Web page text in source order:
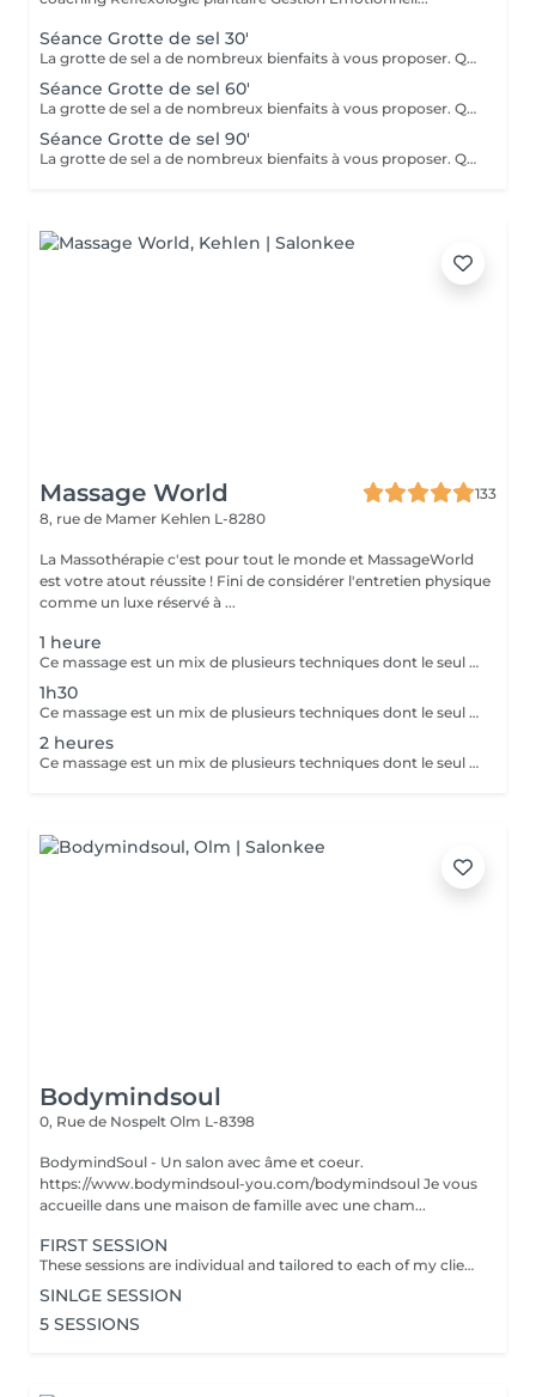
Séance Grotte de sel 30'
La grotte de sel a de nombreux bienfaits à vous proposer. Que ce soit pour un moment de relaxation ou pour soulager des troubles respiratoires, lutter contre les toxines, diminuer l'anxiété, améliorer le sommeil ou l'état de fatigue, ou même bénéficier des bienfaits pour la beauté de la peau et sa reminéralisation ! Transats, plaids, coussins et infusions vous y attendront.
Séance Grotte de sel 60'
La grotte de sel a de nombreux bienfaits à vous proposer. Que ce soit pour un moment de relaxation ou pour soulager des troubles respiratoires, lutter contre les toxines, diminuer l'anxiété, améliorer le sommeil ou l'état de fatigue, ou même bénéficier des bienfaits pour la beauté de la peau et sa reminéralisation ! Transats, plaids, coussins et infusions vous y attendront.
Séance Grotte de sel 90'
La grotte de sel a de nombreux bienfaits à vous proposer. Que ce soit pour un moment de relaxation ou pour soulager des troubles respiratoires, lutter contre les toxines, diminuer l'anxiété, améliorer le sommeil ou l'état de fatigue, ou même bénéficier des bienfaits pour la beauté de la peau et sa reminéralisation ! Transats, plaids, coussins et infusions vous y attendront.
Massage World
133
8, rue de Mamer Kehlen L-8280
La Massothérapie c'est pour tout le monde et MassageWorld
est votre atout réussite ! Fini de considérer l'entretien physique
comme un luxe réservé à ...
1 heure
Ce massage est un mix de plusieurs techniques dont le seul but est : LE RÉSULTAT Chaque mix est étudié et décidé avec vous, car pour améliorer une conséquence, il faut en trouver la cause. Deep Tissue, Myofascial Release, Trigger Point, Scraping Gua-Sha, Cupping Therapy combinées pour une efficacité maximale !! Douleurs chronique ou passagères, augmentation de performances ou récupération, relaxation physique ou mentale, détoxication, drainage, la combinaison ces techniques offrent des possibilités illimitées.
1h30
Ce massage est un mix de plusieurs techniques dont le seul but est : LE RÉSULTAT Chaque mix est étudié et décidé avec vous, car pour améliorer une conséquence, il faut en trouver la cause. Deep Tissue, Myofascial Release, trigger Point, scarping / Gua-Sha, cupping therapy combinées pour une efficacité maximale !! Douleurs chronique ou passagères, augmentation de performances ou récupération, relaxation physique ou mentale, détoxication, drainage, la combinaison de toutes ces techniques est illimitée.
2 heures
Ce massage est un mix de plusieurs techniques dont le seul but est : LE RÉSULTAT Chaque mix est étudié et décidé avec vous, car pour améliorer une conséquence, il faut en trouver la cause. Deep Tissue, Myofascial Release, trigger Point, scarping / Gua-Sha, cupping therapy combinées pour une efficacité maximale !! Douleurs chronique ou passagères, augmentation de performances ou récupération, relaxation physique ou mentale, détoxication, drainage, la combinaison de toutes ces techniques est illimitée.
Bodymindsoul
0, Rue de Nospelt Olm L-8398
BodymindSoul - Un salon avec âme et coeur.
https://www.bodymindsoul-you.com/bodymindsoul Je vous
accueille dans une maison de famille avec une cham...
FIRST SESSION
These sessions are individual and tailored to each of my clients, as we all have lived our own unique stories and have more to discover. Whether you're feeling low on courage, lost in your path, lacking focus and concentration, disconnected from your body, overwhelmed by fears that dictate your life, or constantly comparing yourself to others, these sessions are designed to assist you on your journey. Together, we find tools to restore emotional balance, achieve inner peace, and work towards your personal goals. How? -Breathing techniques - Visualisation - Specific moves - Reconnecting to your body - Self-reflection Each of the session is : - Language of your choice: English, French, German, Luxembourgish - 45-60 minutes - Structure: Recapping / Exchange & 15-30min Practice / Closing + Defining homework - Via zoom (if you dont have zoom we find an other solution) - Is confidential
SINLGE SESSION
5 SESSIONS